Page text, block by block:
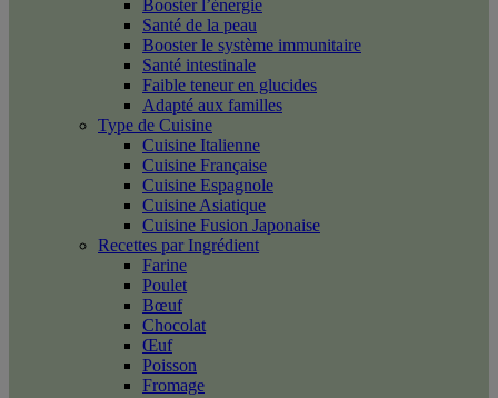
Booster l’énergie
Santé de la peau
Booster le système immunitaire
Santé intestinale
Faible teneur en glucides
Adapté aux familles
Type de Cuisine
Cuisine Italienne
Cuisine Française
Cuisine Espagnole
Cuisine Asiatique
Cuisine Fusion Japonaise
Recettes par Ingrédient
Farine
Poulet
Bœuf
Chocolat
Œuf
Poisson
Fromage